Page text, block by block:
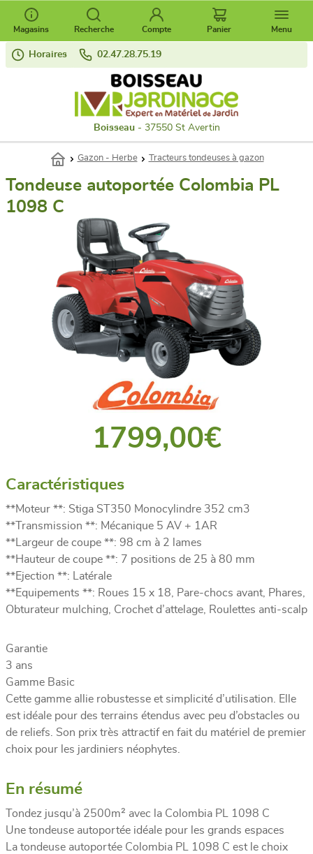
Horaires 02.47.28.75.19
Boisseau- 37550 St Avertin
Magasins Recherche Compte Panier Menu
Gazon - Herbe Tracteurs tondeuses à gazon
Tondeuse autoportée Colombia PL
1098 C
1799,00€
Caractéristiques
**Moteur **: Stiga ST350 Monocylindre 352 cm3
**Transmission **: Mécanique 5 AV + 1AR
**Largeur de coupe **: 98 cm à 2 lames
**Hauteur de coupe **: 7 positions de 25 à 80 mm
**Ejection **: Latérale
**Equipements **: Roues 15 x 18, Pare-chocs avant, Phares,
Obturateur mulching, Crochet d’attelage, Roulettes anti-scalp
Garantie
3 ans
Gamme Basic
Cette gamme allie robustesse et simplicité d’utilisation. Elle
est idéale pour des terrains étendus avec peu d’obstacles ou
de reliefs. Son prix très attractif en fait du matériel de premier
choix pour les jardiniers néophytes.
En résumé
Tondez jusqu’à 2500m² avec la Colombia PL 1098 C
Une tondeuse autoportée idéale pour les grands espaces
La tondeuse autoportée Colombia PL 1098 C est le choix